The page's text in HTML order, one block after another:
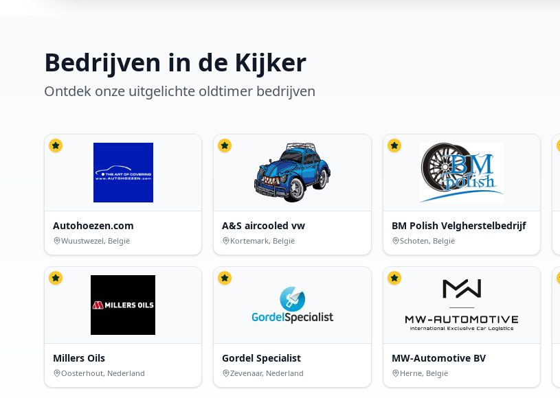
Bedrijven in de Kijker
Ontdek onze uitgelichte oldtimer bedrijven
Autohoezen.com
Wuustwezel, België
A&S aircooled vw
Kortemark, België
BM Polish Velgherstelbedrijf
Schoten, België
Millers Oils
Oosterhout, Nederland
Gordel Specialist
Zevenaar, Nederland
MW-Automotive BV
Herne, België